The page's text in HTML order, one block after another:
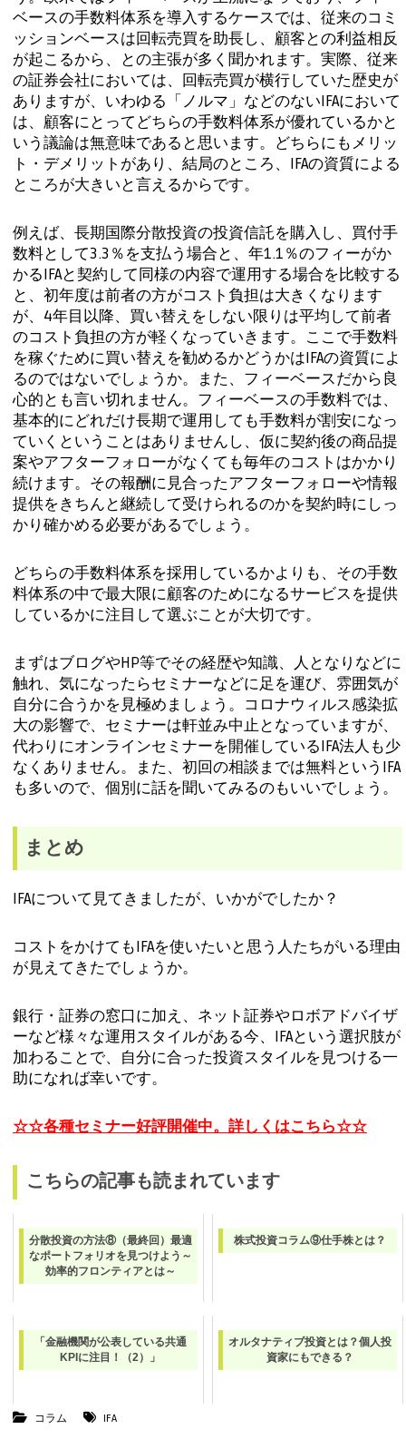
ベースの手数料体系を導入するケースでは、従来のコミ
ッションベースは回転売買を助長し、顧客との利益相反
が起こるから、との主張が多く聞かれます。実際、従来
の証券会社においては、回転売買が横行していた歴史が
ありますが、いわゆる「ノルマ」などのないIFAにおいて
は、顧客にとってどちらの手数料体系が優れているかと
いう議論は無意味であると思います。どちらにもメリッ
ト・デメリットがあり、結局のところ、IFAの資質による
ところが大きいと言えるからです。
例えば、長期国際分散投資の投資信託を購入し、買付手
数料として3.3％を支払う場合と、年1.1％のフィーがか
かるIFAと契約して同様の内容で運用する場合を比較する
と、初年度は前者の方がコスト負担は大きくなります
が、4年目以降、買い替えをしない限りは平均して前者
のコスト負担の方が軽くなっていきます。ここで手数料
を稼ぐために買い替えを勧めるかどうかはIFAの資質によ
るのではないでしょうか。また、フィーベースだから良
心的とも言い切れません。フィーベースの手数料では、
基本的にどれだけ長期で運用しても手数料が割安になっ
ていくということはありませんし、仮に契約後の商品提
案やアフターフォローがなくても毎年のコストはかかり
続けます。その報酬に見合ったアフターフォローや情報
提供をきちんと継続して受けられるのかを契約時にしっ
かり確かめる必要があるでしょう。
どちらの手数料体系を採用しているかよりも、その手数
料体系の中で最大限に顧客のためになるサービスを提供
しているかに注目して選ぶことが大切です。
まずはブログやHP等でその経歴や知識、人となりなどに
触れ、気になったらセミナーなどに足を運び、雰囲気が
自分に合うかを見極めましょう。コロナウィルス感染拡
大の影響で、セミナーは軒並み中止となっていますが、
代わりにオンラインセミナーを開催しているIFA法人も少
なくありません。また、初回の相談までは無料というIFA
も多いので、個別に話を聞いてみるのもいいでしょう。
まとめ
IFAについて見てきましたが、いかがでしたか？
コストをかけてもIFAを使いたいと思う人たちがいる理由
が見えてきたでしょうか。
銀行・証券の窓口に加え、ネット証券やロボアドバイザ
ーなど様々な運用スタイルがある今、IFAという選択肢が
加わることで、自分に合った投資スタイルを見つける一
助になれば幸いです。
☆☆各種セミナー好評開催中。詳しくはこちら☆☆
こちらの記事も読まれています
分散投資の方法⑧（最終回）最適
なポートフォリオを見つけよう～
効率的フロンティアとは～
株式投資コラム⑨仕手株とは？
「金融機関が公表している共通
KPIに注目！（2）」
オルタナティブ投資とは？個人投
資家にもできる？
コラム IFA